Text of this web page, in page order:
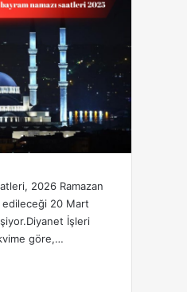
2026 Ramazan
edileceği 20 Mart
İşleri
göre,…